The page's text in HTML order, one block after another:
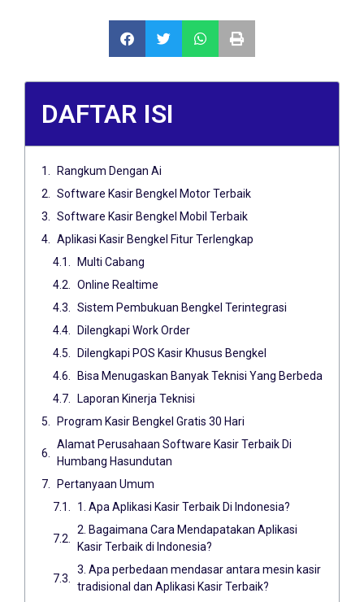
DAFTAR ISI
Rangkum Dengan Ai
Software Kasir Bengkel Motor Terbaik
Software Kasir Bengkel Mobil Terbaik
Aplikasi Kasir Bengkel Fitur Terlengkap
Multi Cabang
Online Realtime
Sistem Pembukuan Bengkel Terintegrasi
Dilengkapi Work Order
Dilengkapi POS Kasir Khusus Bengkel
Bisa Menugaskan Banyak Teknisi Yang Berbeda
Laporan Kinerja Teknisi
Program Kasir Bengkel Gratis 30 Hari
Alamat Perusahaan Software Kasir Terbaik Di
Humbang Hasundutan
Pertanyaan Umum
1. Apa Aplikasi Kasir Terbaik Di Indonesia?
2. Bagaimana Cara Mendapatakan Aplikasi
Kasir Terbaik di Indonesia?
3. Apa perbedaan mendasar antara mesin kasir
tradisional dan Aplikasi Kasir Terbaik?